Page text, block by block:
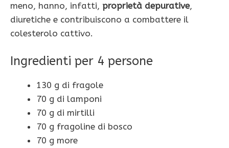
meno, hanno, infatti, proprietà depurative,
diuretiche e contribuiscono a combattere il
colesterolo cattivo.
Ingredienti per 4 persone
130 g di fragole
70 g di lamponi
70 g di mirtilli
70 g fragoline di bosco
70 g more